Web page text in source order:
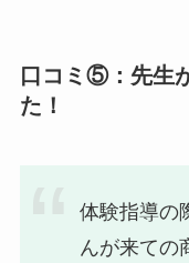
口コミ⑤：先生
た！
体験指導の
んが来ての